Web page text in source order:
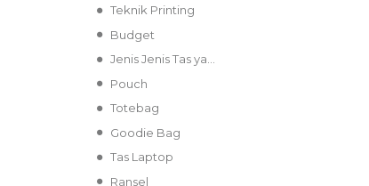
Teknik Printing
Budget
Pouch
Totebag
Goodie Bag
Tas Laptop
Ransel